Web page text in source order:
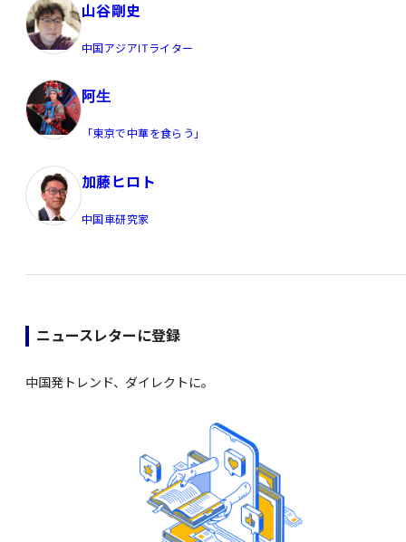
山谷剛史
中国アジアITライター
阿生
「東京で中華を食らう」
加藤ヒロト
中国車研究家
ニュースレターに登録
中国発トレンド、ダイレクトに。